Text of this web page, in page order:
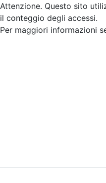
Attenzione. Questo sito
il conteggio degli accessi.
Per maggiori informazioni